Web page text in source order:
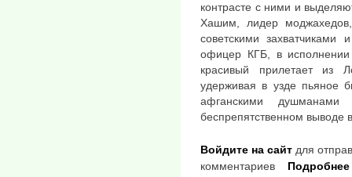
контрасте с ними и
Хашим, лидер
советскими захватчиками
офицер КГБ, в исполнении
красивый прилетает из
удерживая в узде пьяное
афганскими
беспрепятственном выводе
Войдите на сайт для
комментариев
Подробнее